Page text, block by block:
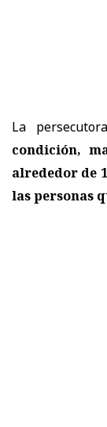
La
condición,
alrededor de
las personas